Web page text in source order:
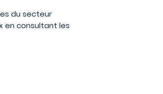
du secteur
en consultant les